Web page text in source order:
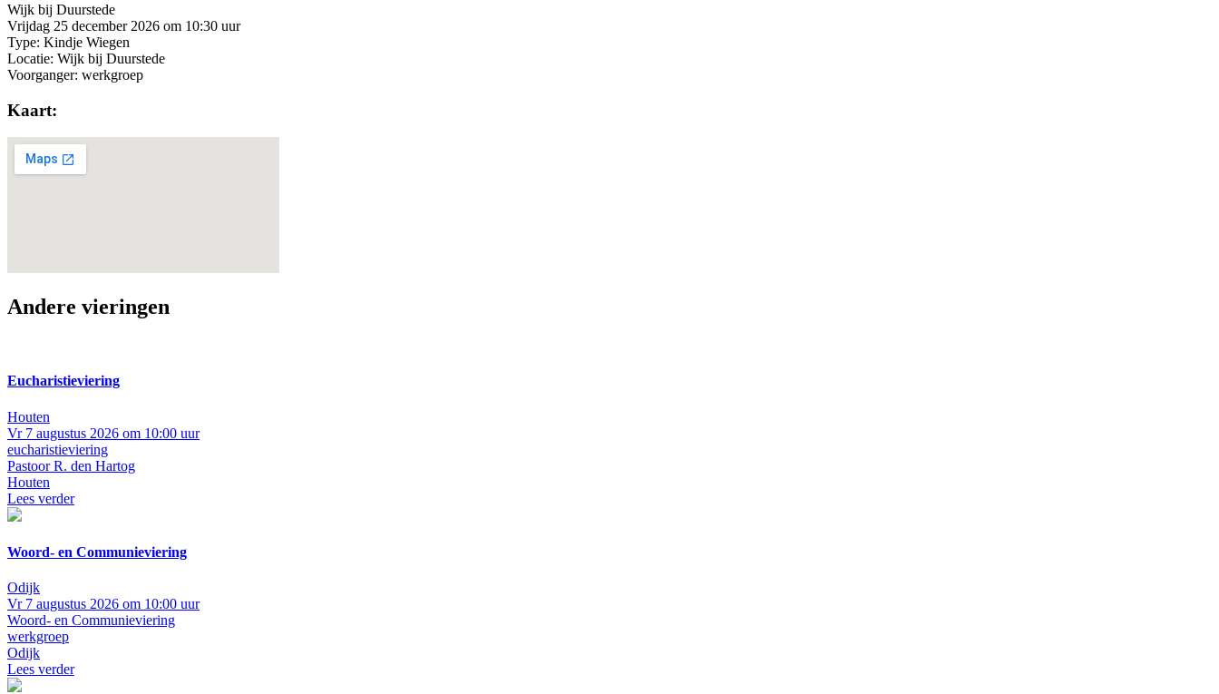
Wijk bij Duurstede
Vrijdag 25 december 2026 om 10:30 uur
Type: Kindje Wiegen
Locatie: Wijk bij Duurstede
Voorganger: werkgroep
Kaart:
Andere vieringen
Eucharistieviering
Houten
Vr 7 augustus 2026 om 10:00 uur
eucharistieviering
Pastoor R. den Hartog
Houten
Lees verder
Woord- en Communieviering
Odijk
Vr 7 augustus 2026 om 10:00 uur
Woord- en Communieviering
werkgroep
Odijk
Lees verder